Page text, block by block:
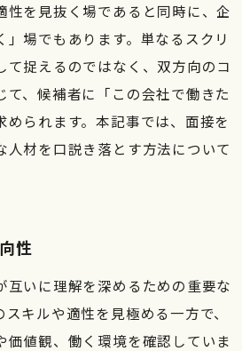
グ
ための準備
アピール方法
ップと候補者へのアプローチ
性を見抜く場であると同時に、企
場でもあります。単なるスクリ
て捉えるのではなく、双方向のコ
て、候補者に「この会社で働きた
められます。本記事では、面接を
人材を口説き落とす方法について
性
互いに理解を深めるための重要な
キルや適性を見極める一方で、
価値観、働く環境を確認していま